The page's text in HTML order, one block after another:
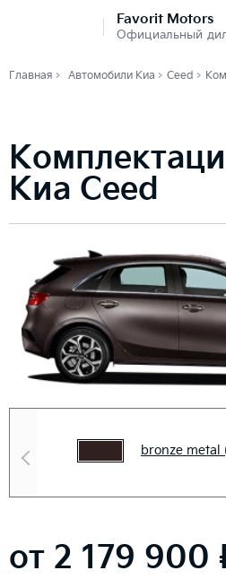
Favorit Motors
Официальный
Главная Автомобили Киа Ceed
Киа Ceed
bronze metal
от 2 179 900